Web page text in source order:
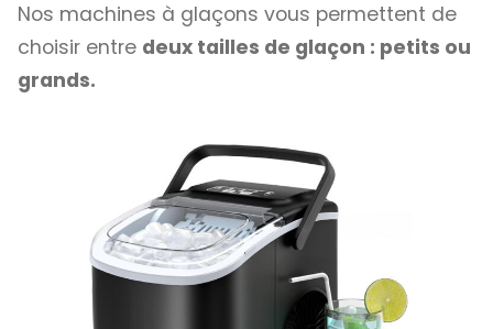
Nos machines à glaçons vous permettent de
choisir entre deux tailles de glaçon : petits ou
grands.